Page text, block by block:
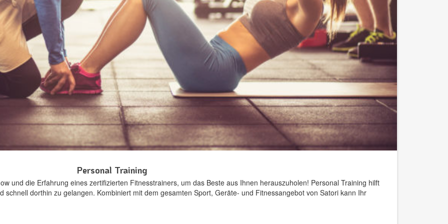
Personal Training
und die Erfahrung eines zertifizierten Fitnesstrainers, um das Beste aus Ihnen herauszuholen! Personal Training hilft
schnell dorthin zu gelangen. Kombiniert mit dem gesamten Sport, Geräte- und Fitnessangebot von Satori kann Ihr